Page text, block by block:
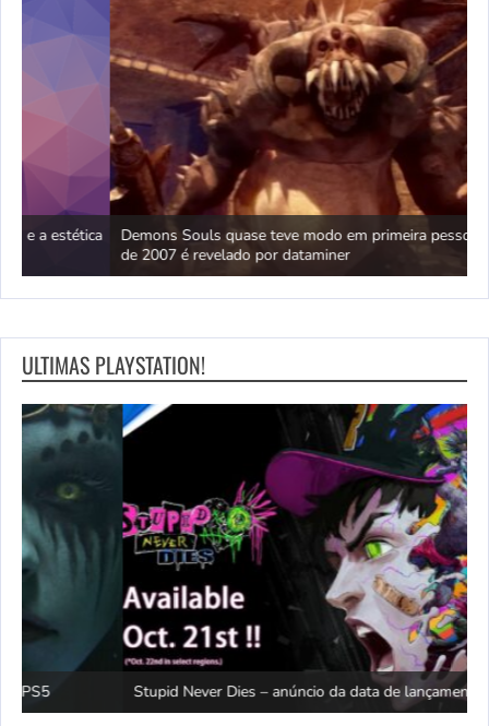
Demons Souls quase teve modo em primeira pessoa; protótipo
de 2007 é revelado por dataminer
ULTIMAS PLAYSTATION!
Stupid Never Dies – anúncio da data de lançamento | Jogos PS5